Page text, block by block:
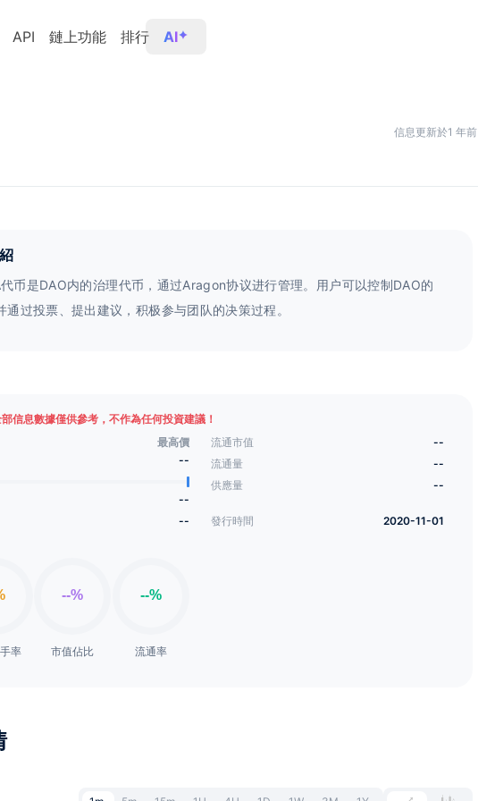
API 鏈上功能 排行 AI
信息更新於1 年前
币是DAO内的治理代币，通过Aragon协议进行管理。用户可以控制DAO的
通过投票、提出建议，积极参与团队的决策过程。
信息數據僅供參考，不作為任何投資建議！
最高價
--
--
--
率 市值佔比 流通率
流通市值
--
流通量
--
供應量
--
發行時間 2020-11-01